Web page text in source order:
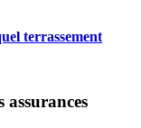
terrassement
assurances